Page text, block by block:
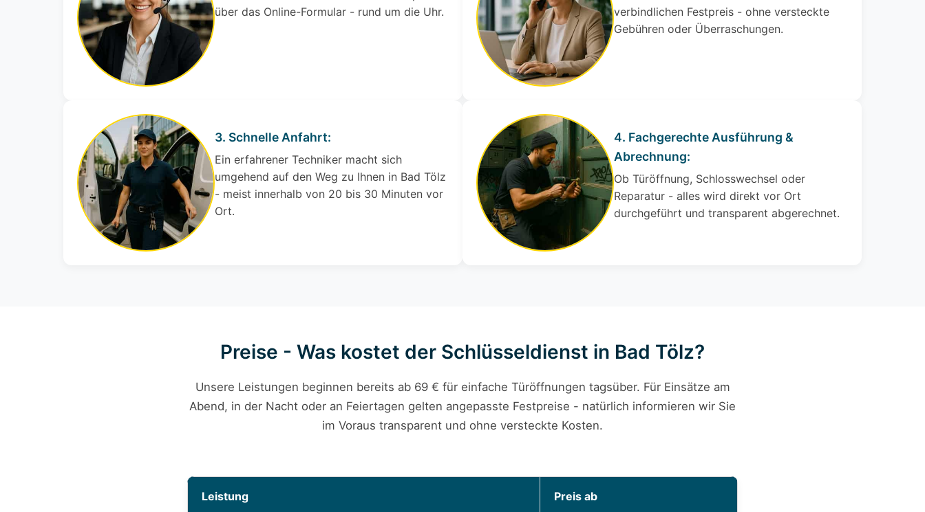
über das Online-Formular - rund um die Uhr.
verbindlichen Festpreis - ohne versteckte
Gebühren oder Überraschungen.
3. Schnelle Anfahrt:
Ein erfahrener Techniker macht sich
umgehend auf den Weg zu Ihnen in Bad Tölz
- meist innerhalb von 20 bis 30 Minuten vor
Ort.
4. Fachgerechte Ausführung &
Abrechnung:
Ob Türöffnung, Schlosswechsel oder
Reparatur - alles wird direkt vor Ort
durchgeführt und transparent abgerechnet.
Preise - Was kostet der Schlüsseldienst in Bad Tölz?
Unsere Leistungen beginnen bereits ab 69 € für einfache Türöffnungen tagsüber. Für Einsätze am
Abend, in der Nacht oder an Feiertagen gelten angepasste Festpreise - natürlich informieren wir Sie
im Voraus transparent und ohne versteckte Kosten.
Leistung Preis ab